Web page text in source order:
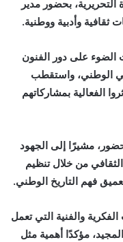
التحريرية، بحضور مدير
ثقافية وأدبية ووطنية.
على دور الفنون
الوطني، واستقطب
الفعالية بمشاركاتهم
مشيرًا إلى الجهود
الثقافي من خلال تنظيم
فهم التاريخ الوطني.
والفنية التي تعمل
مؤكدًا أهمية مثل